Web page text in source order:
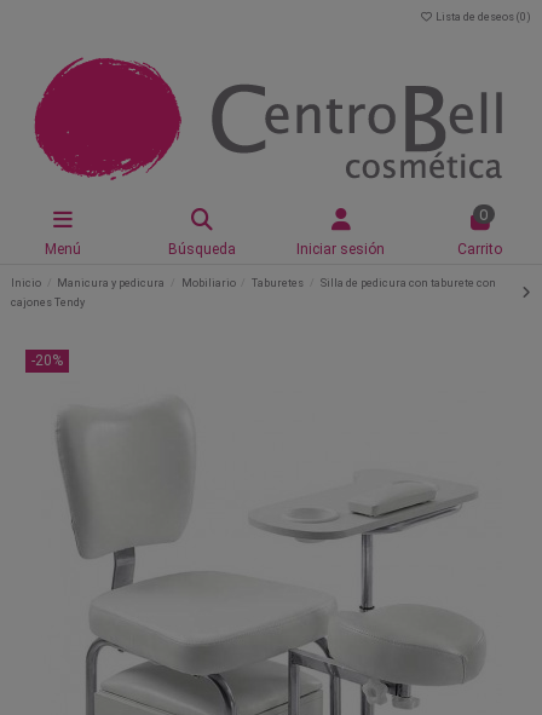
Lista de deseos (0 )
Menú Búsqueda Iniciar sesión
0
Carrito
Inicio Manicura y pedicura Mobiliario Taburetes
Silla de pedicura con taburete con
cajones Tendy
-20%